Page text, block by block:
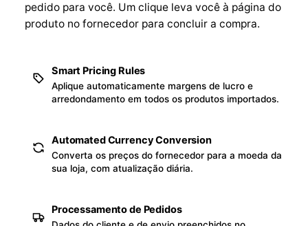
pedido para você. Um clique leva você à página do
produto no fornecedor para concluir a compra.
Smart Pricing Rules
Aplique automaticamente margens de lucro e
arredondamento em todos os produtos importados.
Automated Currency Conversion
Converta os preços do fornecedor para a moeda da
sua loja, com atualização diária.
Processamento de Pedidos